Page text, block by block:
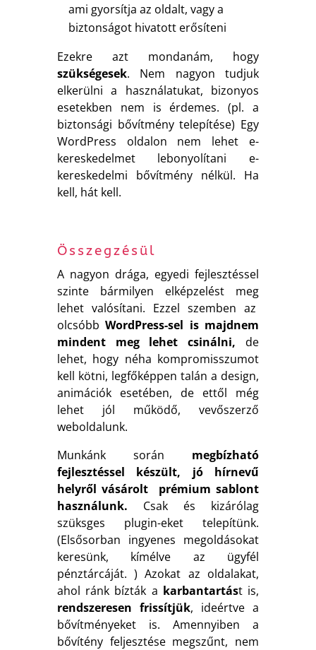
ami gyorsítja az oldalt, vagy a
biztonságot hivatott erősíteni
Ezekre azt mondanám, hogy
szükségesek. Nem nagyon tudjuk
elkerülni a használatukat, bizonyos
esetekben nem is érdemes. (pl. a
biztonsági bővítmény telepítése) Egy
WordPress oldalon nem lehet e-
kereskedelmet lebonyolítani e-
kereskedelmi bővítmény nélkül. Ha
kell, hát kell.
Összegzésül
A nagyon drága, egyedi fejlesztéssel
szinte bármilyen elképzelést meg
lehet valósítani. Ezzel szemben az
olcsóbbWordPress-sel is majdnem
mindent meg lehet csinálni, de
lehet, hogy néha kompromisszumot
kell kötni, legfőképpen talán a design,
animációk esetében, de ettől még
lehet jól működő, vevőszerző
weboldalunk.
Munkánk során megbízható
fejlesztéssel készült, jó hírnevű
helyről vásárolt prémium sablont
használunk. Csak és kizárólag
szüksges plugin-eket telepítünk.
(Elsősorban ingyenes megoldásokat
keresünk, kímélve az ügyfél
pénztárcáját. ) Azokat az oldalakat,
ahol ránk bízták a karbantartást is,
rendszeresen frissítjük, ideértve a
bővítményeket is. Amennyiben a
bővítény feljesztése megszűnt, nem